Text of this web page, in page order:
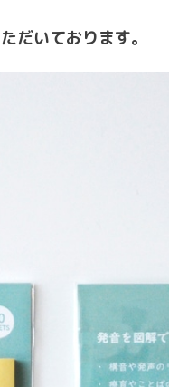
だいております。